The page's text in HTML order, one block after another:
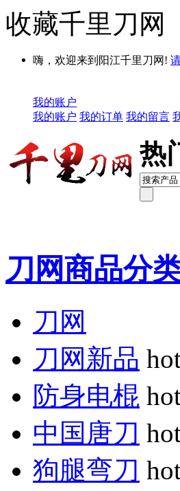
收藏千里刀网
嗨，欢迎来到阳江千里刀网!
我的账户
我的账户 我的订单 我的留言
热
刀网商品分
刀网
刀网新品
防身电棍
中国唐刀
狗腿弯刀